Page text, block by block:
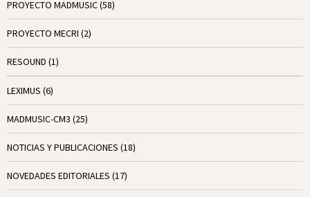
PROYECTO MADMUSIC(58)
PROYECTO MECRI (2)
RESOUND (1)
LEXIMUS (6)
MADMUSIC-CM3 (25)
NOTICIAS Y PUBLICACIONES (18)
NOVEDADES EDITORIALES (17)